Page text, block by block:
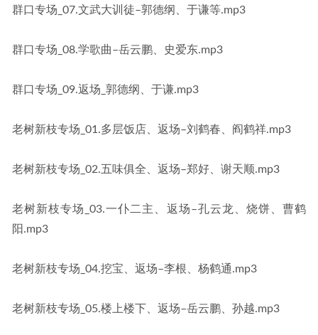
群口专场_07.文武大训徒–郭德纲、于谦等.mp3
群口专场_08.学歌曲–岳云鹏、史爱东.mp3
群口专场_09.返场_郭德纲、于谦.mp3
老树新枝专场_01.多层饭店、返场–刘鹤春、阎鹤祥.mp3
老树新枝专场_02.五味俱全、返场–郑好、谢天顺.mp3
老树新枝专场_03.一仆二主、返场–孔云龙、烧饼、曹鹤
阳.mp3
老树新枝专场_04.挖宝、返场–李根、杨鹤通.mp3
老树新枝专场_05.楼上楼下、返场–岳云鹏、孙越.mp3